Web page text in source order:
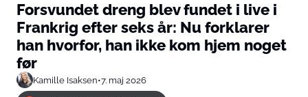
Forsvundet dreng blev fundet i live i
Frankrig efter seks år: Nu forklarer
han hvorfor, han ikke kom hjem noget
før
Kamille Isaksen•7. maj 2026